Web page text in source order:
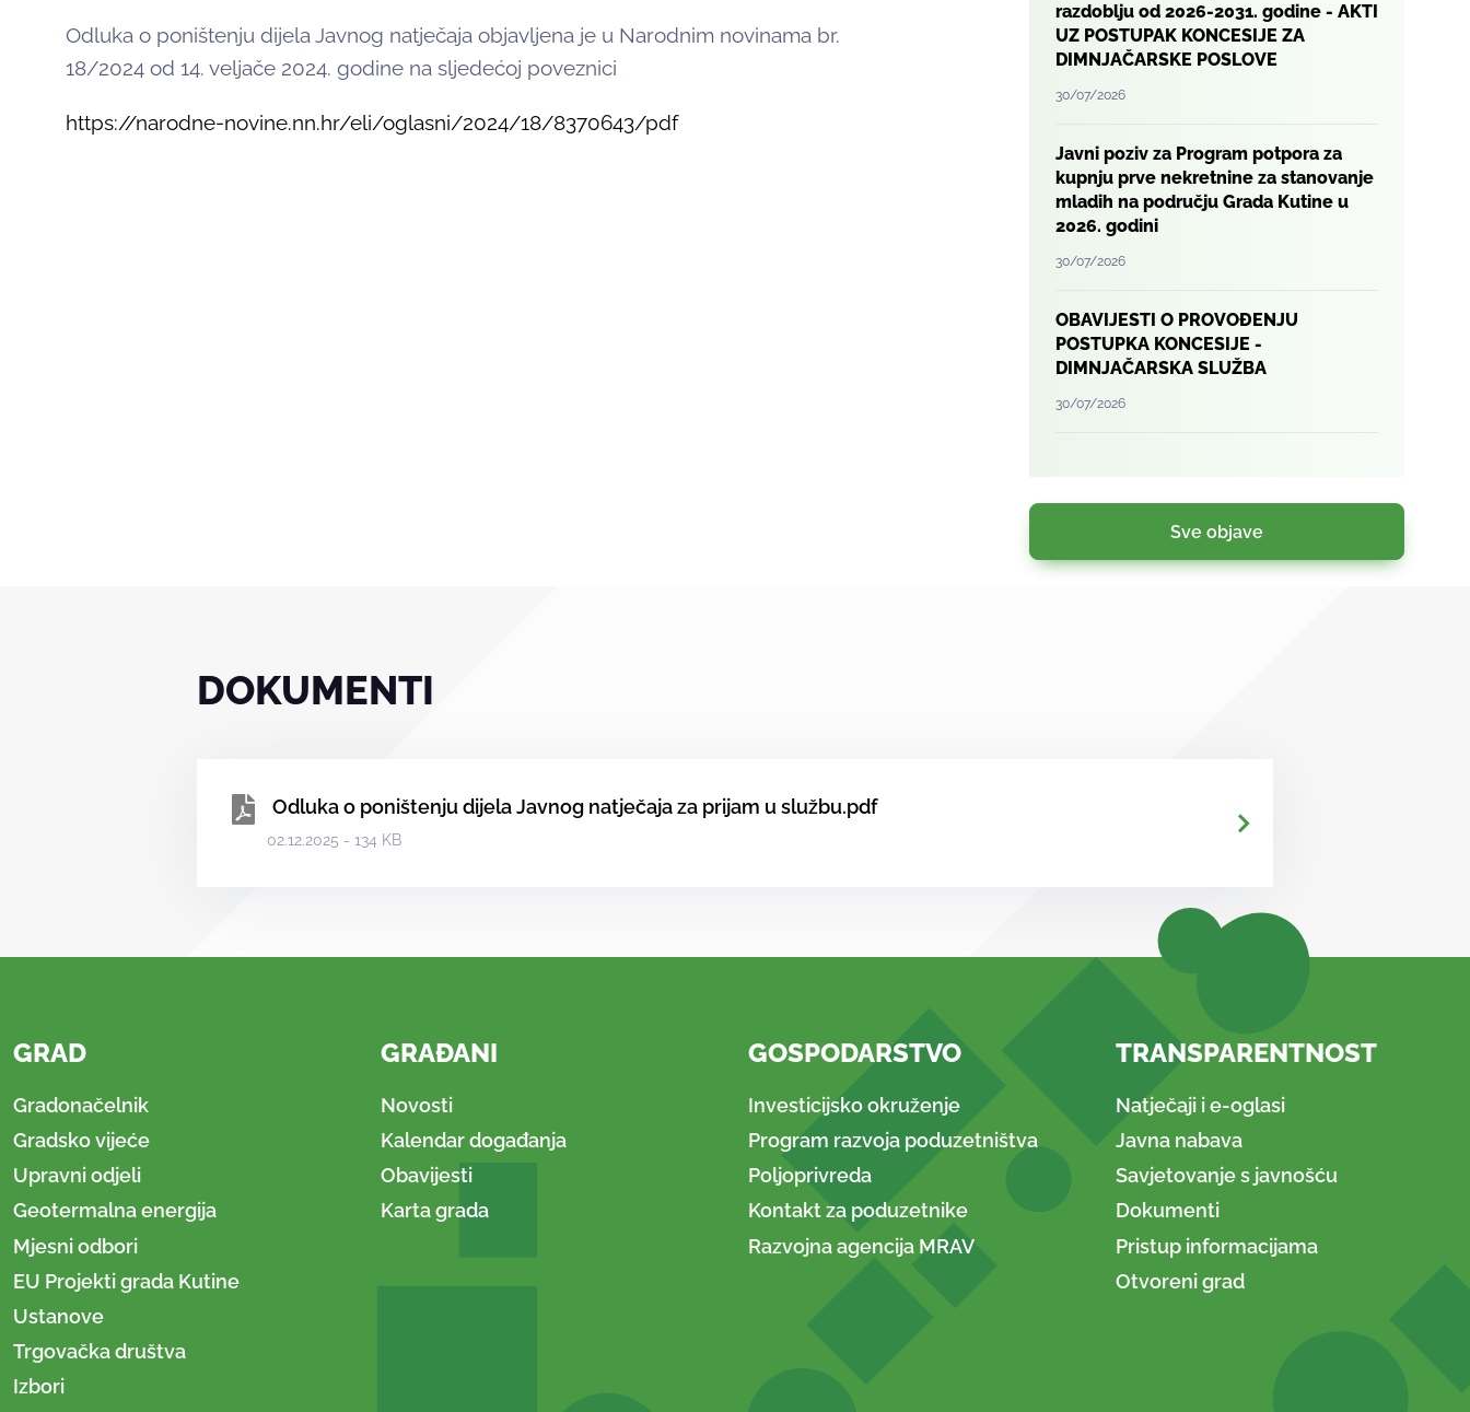
Odluka o poništenju dijela Javnog natječaja objavljena je u Narodnim novinama br.
18/2024 od 14. veljače 2024. godine na sljedećoj poveznici
https://narodne-novine.nn.hr/eli/oglasni/2024/18/8370643/pdf
razdoblju od 2026-2031. godine - AKTI
UZ POSTUPAK KONCESIJE ZA
DIMNJAČARSKE POSLOVE
30/07/2026
Javni poziv za Program potpora za
kupnju prve nekretnine za stanovanje
mladih na području Grada Kutine u
2026. godini
30/07/2026
OBAVIJESTI O PROVOĐENJU
POSTUPKA KONCESIJE -
DIMNJAČARSKA SLUŽBA
30/07/2026
Sve objave
DOKUMENTI
Odluka o poništenju dijela Javnog natječaja za prijam u službu.pdf
02.12.2025 - 134 KB
GRAD
Gradonačelnik
Gradsko vijeće
Upravni odjeli
Geotermalna energija
Mjesni odbori
EU Projekti grada Kutine
Ustanove
Trgovačka društva
Izbori
GRAĐANI
Novosti
Kalendar događanja
Obavijesti
Karta grada
GOSPODARSTVO
Investicijsko okruženje
Program razvoja poduzetništva
Poljoprivreda
Kontakt za poduzetnike
Razvojna agencija MRAV
TRANSPARENTNOST
Natječaji i e-oglasi
Javna nabava
Savjetovanje s javnošću
Dokumenti
Pristup informacijama
Otvoreni grad